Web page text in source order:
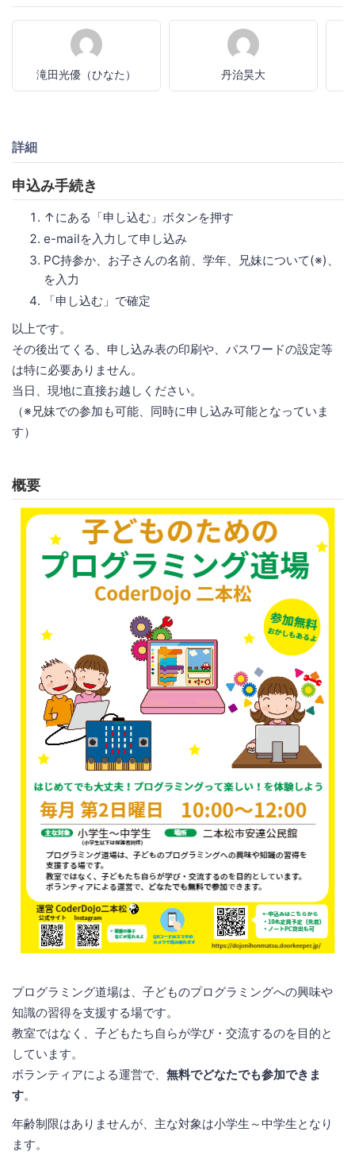
滝田光優（ひなた） 丹治昊大
詳細
申込み手続き
↑にある「申し込む」ボタンを押す
e-mailを入力して申し込み
PC持参か、お子さんの名前、学年、兄妹について(※)、
を入力
「申し込む」で確定
以上です。
その後出てくる、申し込み表の印刷や、パスワードの設定等
は特に必要ありません。
当日、現地に直接お越しください。
（※兄妹での参加も可能、同時に申し込み可能となっていま
す）
概要
プログラミング道場は、子どものプログラミングへの興味や
知識の習得を支援する場です。
教室ではなく、子どもたち自らが学び・交流するのを目的と
しています。
ボランティアによる運営で、 無料でどなたでも参加できま
す。
年齢制限はありませんが、主な対象は小学生～中学生となり
ます。